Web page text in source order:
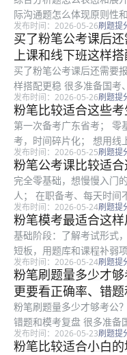
际沟通题怎么体现原则性
法场景； 组织管理题怎么
要开口练。可以用粉笔课
真人...
发布时间：2026-05-26刷题提
买了粉笔公考课后
上课和线下班这样
买了粉笔公考课后还需要
样搭配更稳 很多准备国考
纠结：“我已经买了粉笔线
不能简单回答“需要”或“不
学...
发布时间：2026-05-26刷题提
粉笔比较适合这些考
第一次备考广东省考； 零
考，时间碎片化； 想用线
本复盘； 申论不知道怎么
注国考和广东省考。 如果
发布时间：2026-05-25刷题提
粉笔公考课比较适合
完全零基础，想慢慢入门
人； 在职备考、每天时间
的人； 想长期刷题、参加
开始动笔的人； 预算有限
长，更...
发布时间：2026-05-24刷题提
粉笔模考最适合这样
基础阶段：了解考试形式
短板，用题库和课程补弱
题顺序和时间分配。 考前
论问题。 如果你每次模考
析慢”...
发布时间：2026-05-24刷题提
粉笔刷题量多少才够
更要看正确率、错
粉笔刷题量多少才够考公
错题和模考复盘 很多准备
都会问：“粉笔刷题量多少
提分离不开刷题，但公考
发布时间：2026-05-23刷题提
粉笔比较适合小白的